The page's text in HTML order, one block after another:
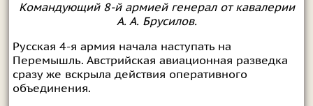
Командующий 8-й армией генерал от кавалерии
А. А. Брусилов.
Русская 4-я армия начала наступать на
Перемышль. Австрийская авиационная разведка
сразу же вскрыла действия оперативного
объединения.